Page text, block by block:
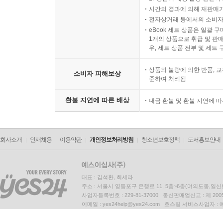
시간의 경과에 의해 재판매
전자상거래 등에서의 소비
eBook 세트 상품은 일괄 구
1개의 상품으로 취급 및 판
우, 세트 상품 전부 및 세트
소비자 피해보상
상품의 불량에 의한 반품,
준하여 처리됨
환불 지연에 따른 배상 대금 환불 및 환불 지연에
회사소개 인재채용 이용약관 개인정보처리방침 청소년보호정책 도서홍보안내
대표 : 김석환, 최세라
주소 : 서울시 영등포구 은행로 11, 5층~6층(여의도동,일신
사업자등록번호 : 229-81-37000 통신판매업신고 : 제
이메일 : yes24help@yes24.com 호스팅 서비스사업자 :